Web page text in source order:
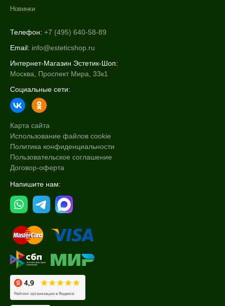
Новинки
Телефон: +7 (495) 640-58-89
Email: info@esteticshop.ru
Интернет-Магазин Эстетик-Шоп:
Москва, Проспект Мира, 33к1
Социальные сети:
Карта сайта
Использование файлов cookie
Политика конфиденциальности
Пользовательское соглашение
Договор-оферта
Напишите нам: